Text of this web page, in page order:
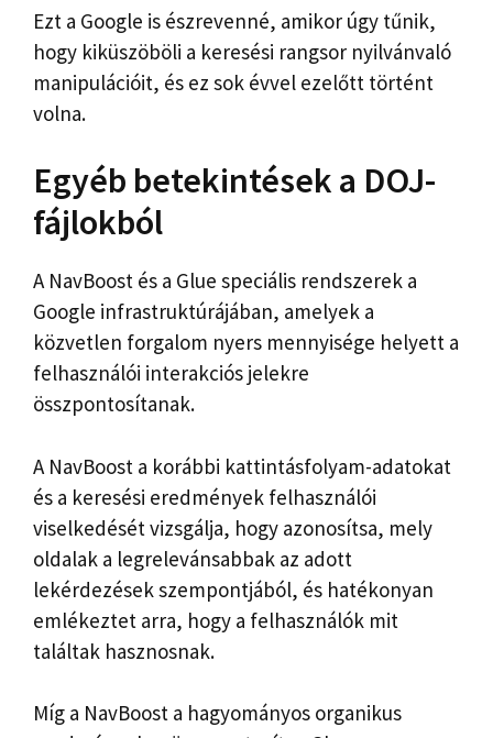
Ezt a Google is észrevenné, amikor úgy tűnik,
hogy kiküszöböli a keresési rangsor nyilvánvaló
manipulációit, és ez sok évvel ezelőtt történt
volna.
Egyéb betekintések a DOJ-
fájlokból
A NavBoost és a Glue speciális rendszerek a
Google infrastruktúrájában, amelyek a
közvetlen forgalom nyers mennyisége helyett a
felhasználói interakciós jelekre
összpontosítanak.
A NavBoost a korábbi kattintásfolyam-adatokat
és a keresési eredmények felhasználói
viselkedését vizsgálja, hogy azonosítsa, mely
oldalak a legrelevánsabbak az adott
lekérdezések szempontjából, és hatékonyan
emlékeztet arra, hogy a felhasználók mit
találtak hasznosnak.
Míg a NavBoost a hagyományos organikus